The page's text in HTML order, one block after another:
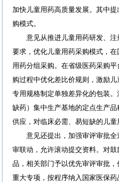
加快儿童用药高质量发展。其中
购模式。
意见从推进儿童用药研发、
要求，优化儿童用药采购模式，
用药分组采购。在省级医药采购
购过程中优化差比价规则，激励
专用规格制定单独差异化的包装
缺药）集中生产基地的定点生产
供应，对临床必需、易短缺的儿
意见还提出，加强审评审批
审联动，允许滚动提交资料。对
品，相关部门予以优先审评审批
重大专项，按程序纳入国家医保